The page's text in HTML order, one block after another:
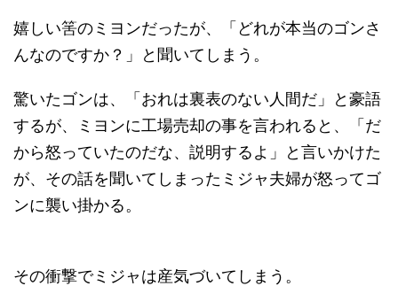
嬉しい筈のミヨンだったが、「どれが本当のゴンさ
んなのですか？」と聞いてしまう。
驚いたゴンは、「おれは裏表のない人間だ」と豪語
するが、ミヨンに工場売却の事を言われると、「だ
から怒っていたのだな、説明するよ」と言いかけた
が、その話を聞いてしまったミジャ夫婦が怒ってゴ
ンに襲い掛かる。
その衝撃でミジャは産気づいてしまう。